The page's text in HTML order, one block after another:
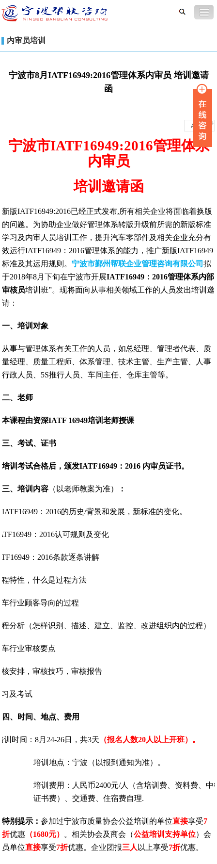
内审员培训
宁波市8月IATF16949:2016管理体系内审员 培训邀请
函
A - A +
宁波市IATF16949:2016管理体系
内审员
培训邀请函
新版IATF16949:2016已经正式发布,所有相关企业将面临着换版
的问题。为协助企业做好管理体系转版升级前所需的新版标准
学习及内审人员培训工作，提升汽车零部件及相关企业充分有
效运行IATF16949：2016管理体系的能力，推广新版IATF16949
标准及其运用规则。宁波市鄞州帮联企业管理咨询有限公司拟
于2018年8月下旬在宁波市开展IATF16949：2016管理体系内部
审核员培训班”。现将面向从事相关领域工作的人员发出培训邀
请：
一、培训对象
从事与管理体系有关工作的人员，如总经理、管理者代表、质
量经理、质量工程师、体系管理、技术主管、生产主管、人事
行政人员、5S推行人员、车间主任、仓库主管等。
二、老师
本课程由资深IATF 16949培训老师授课
三、考试、证书
培训考试合格后，颁发IATF16949：2016 内审员证书。
三、培训内容 （以老师教案为准） ：
IATF16949：2016的历史/背景和发展，新标准的变化。
：2016认可规则及变化
：2016条款逐条讲解
程特性，什么是过程方法
车行业顾客导向的过程
程分析（怎样识别、描述、建立、监控、改进组织内
车行业审核要点
核安排，审核技巧，审核报告
习及考试
四、时间、地点、费用
训时间：8月24-26日，共3天 （报名人数20人以上开班）。
培训地点 ：宁波 （以报到通知为准）。
培训费用：人民币2400元/人（含培训费、资料费、中
证书费）、交通费、住宿费自理.
特别提示：参加过宁波市质量协会公益培训的单位直接享受7
折优惠 （1680元） 。相关协会及商会（公益培训支持单位）会
员单位直接享受7折优惠。企业团报三人 以上享受7折优惠。